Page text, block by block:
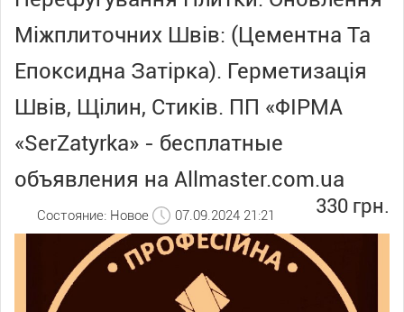
Міжплиточних Швів: (Цементна Та
Епоксидна Затірка). Герметизація
Швів, Щілин, Стиків. ПП «ФІРМА
«SerZatyrka» - бесплатные
объявления на Allmaster.com.ua
330 грн.
Состояние: Новое 07.09.2024 21:21